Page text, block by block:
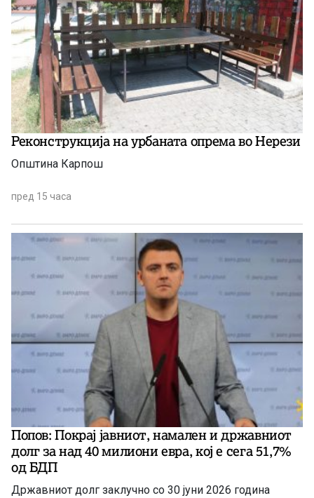
Реконструкција на урбаната опрема во Нерези
Општина Карпош
пред 15 часа
Попов: Покрај јавниот, намален и државниот
долг за над 40 милиони евра, кој e сега 51,7%
од БДП
Државниот долг заклучно со 30 јуни 2026 година